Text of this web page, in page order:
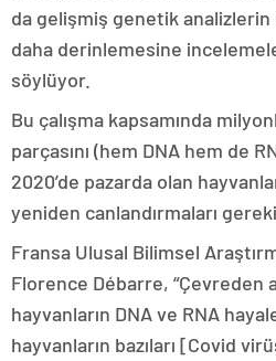
da gelişmiş genetik analizlerin
daha derinlemesine
söylüyor.
Bu çalışma kapsamında
parçasını (hem DNA hem de
2020’de pazarda olan
yeniden canlandırmaları
Fransa Ulusal Bilimsel
Florence Débarre, “Çevreden
hayvanların DNA ve RNA
hayvanların bazıları [Covid